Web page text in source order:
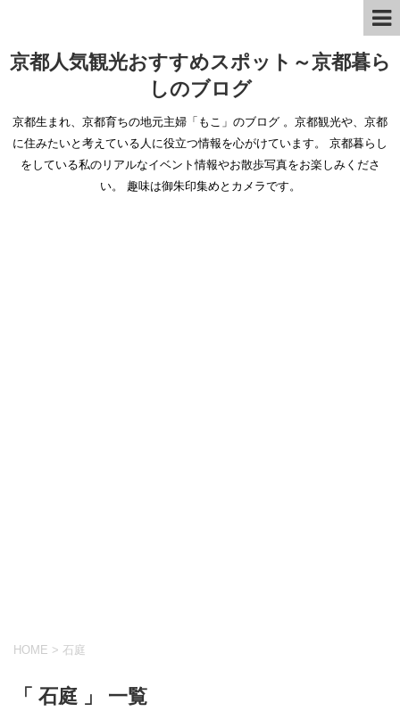
京都人気観光おすすめスポット～京都暮ら
しのブログ
京都生まれ、京都育ちの地元主婦「もこ」のブログ 。京都観光や、京都
に住みたいと考えている人に役立つ情報を心がけています。 京都暮らし
をしている私のリアルなイベント情報やお散歩写真をお楽しみくださ
い。 趣味は御朱印集めとカメラです。
HOME > 石庭
「 石庭 」 一覧